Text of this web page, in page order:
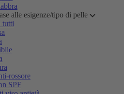
alle esigenze/tipo di pelle
tutti
rossore
SPF